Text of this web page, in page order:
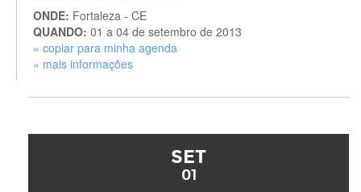
ONDE: Fortaleza - CE
QUANDO: 01 a 04 de setembro de 2013
» copiar para minha agenda
» mais informações
SET
01